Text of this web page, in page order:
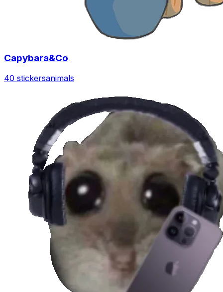
Capybara&Co
40 stickersanimals